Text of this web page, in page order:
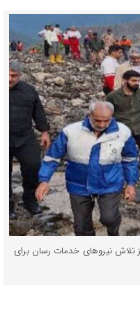
تلاش نیروهای خدمات رسان برای